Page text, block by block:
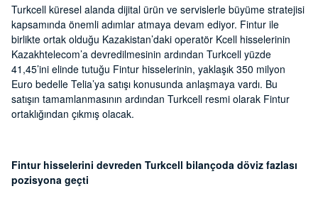
Turkcell küresel alanda dijital ürün ve servislerle büyüme stratejisi
kapsamında önemli adımlar atmaya devam ediyor. Fintur ile
birlikte ortak olduğu Kazakistan’daki operatör Kcell hisselerinin
Kazakhtelecom’a devredilmesinin ardından Turkcell yüzde
41,45’ini elinde tutuğu Fintur hisselerinin, yaklaşık 350 milyon
Euro bedelle Telia’ya satışı konusunda anlaşmaya vardı. Bu
satışın tamamlanmasının ardından Turkcell resmi olarak Fintur
ortaklığından çıkmış olacak.
Fintur hisselerini devreden Turkcell bilançoda döviz fazlası
pozisyona geçti